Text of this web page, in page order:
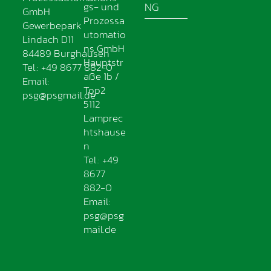
GmbH
Gewerbepark
Lindach D11
84489 Burghausen
Tel.: +49 8677 882-0
Email:
psg@psgmail.de
gs- und
Prozessa
utomatio
ns GmbH
Hauptstr
aße 1b /
Top2
5112
Lamprec
htshause
n
Tel.: +49
8677
882-0
Email:
psg@psg
mail.de
NG